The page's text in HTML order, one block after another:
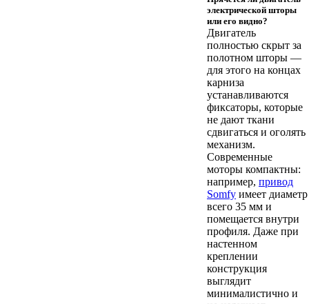
электрической шторы
или его видно?
Двигатель
полностью скрыт за
полотном шторы —
для этого на концах
карниза
устанавливаются
фиксаторы, которые
не дают ткани
сдвигаться и оголять
механизм.
Современные
моторы компактны:
например, привод
Somfy имеет диаметр
всего 35 мм и
помещается внутри
профиля. Даже при
настенном
креплении
конструкция
выглядит
минималистично и